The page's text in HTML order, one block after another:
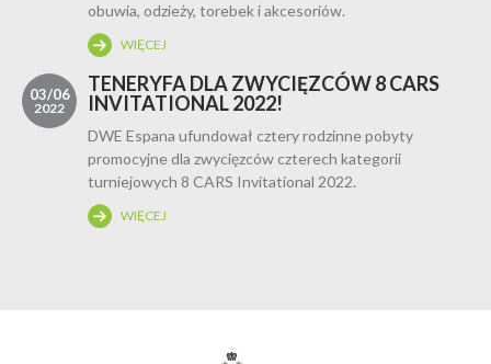
obuwia, odzieży, torebek i akcesoriów.
WIĘCEJ
03/06
2022
TENERYFA DLA ZWYCIĘZCÓW 8 CARS
INVITATIONAL 2022!
DWE Espana ufundował cztery rodzinne pobyty
promocyjne dla zwycięzców czterech kategorii
turniejowych 8 CARS Invitational 2022.
WIĘCEJ